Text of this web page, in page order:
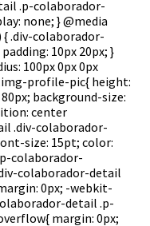
.p-colaborador-
none; } @media
.div-colaborador-
10px 20px; }
100px 0px 0px
profile-pic{ height:
background-size:
center
.div-colaborador-
size: 15pt; color:
colaborador-
colaborador-detail
0px; -webkit-
detail .p-
margin: 0px;